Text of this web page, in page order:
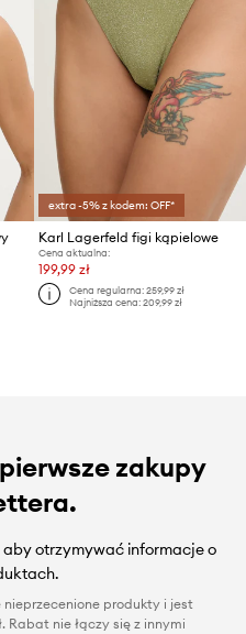
extra -5% z kodem: OFF*
Karl Lagerfeld figi kąpielowe
Cena aktualna:
199,99 zł
Cena regularna: 259,99 zł
Najniższa cena: 209,99 zł
zakupy
aby otrzymywać informacje o
produkty i jest
Rabat nie łączy się z innymi